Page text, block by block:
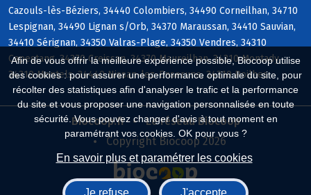
Afin de vous offrir la meilleure expérience possible, Biocoop utilise
des cookies : pour assurer une performance optimale du site, pour
récolter des statistiques afin d'analyser le trafic et la performance
du site et vous proposer une navigation personnalisée en toute
sécurité. Vous pouvez changer d'avis à tout moment en
paramétrant vos cookies. OK pour vous ?
En savoir plus et paramétrer les cookies
Je refuse J'accepte
Cazouls-lès-Béziers, 34440 Colombiers, 34490 Corneilhan, 34710
Lespignan, 34490 Lignan s/Orb, 34370 Maraussan, 34410 Sauvian,
34410 Sérignan, 34350 Valras-Plage, 34350 Vendres, 34310
Capestang, 34370 Creissan, 34370 Maureilhan, 34310 Montady,
34310 Montels, 34440 Nissan-lez-Enserune, 34310 Poilhes
Biocoop.fr
Le réseau Biocoop
Copyright Biocoop 2026